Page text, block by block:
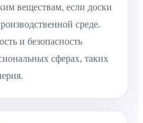
веществам, если доски
среде.
и безопасность
сферах, таких